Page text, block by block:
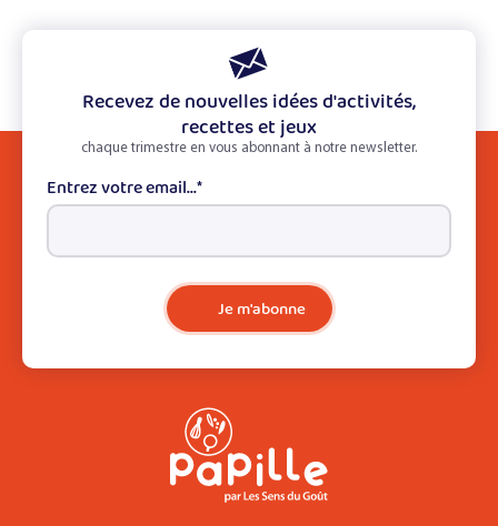
Recevez de nouvelles idées d'activités,
recettes et jeux
chaque trimestre en vous abonnant à notre newsletter.
Entrez votre email...*
Je m'abonne